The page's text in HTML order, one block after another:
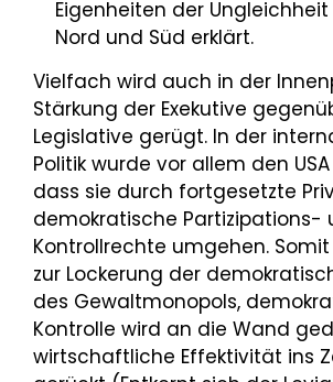
Eigenheiten der
Nord und Süd erklärt.
Vielfach wird auch in der
Stärkung der Exekutive
Legislative gerügt. In der
Politik wurde vor allem den
dass sie durch fortgesetzte
demokratische Partizipations-
Kontrollrechte umgehen.
zur Lockerung der
des Gewaltmonopols,
Kontrolle wird an die Wand
wirtschaftliche Effektivität ins